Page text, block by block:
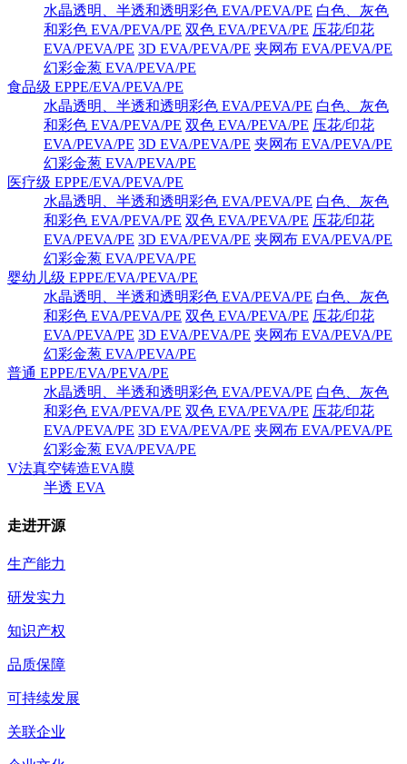
水晶透明、半透和透明彩色 EVA/PEVA/PE 白色、灰色
和彩色 EVA/PEVA/PE 双色 EVA/PEVA/PE 压花/印花
EVA/PEVA/PE 3D EVA/PEVA/PE 夹网布 EVA/PEVA/PE
幻彩金葱 EVA/PEVA/PE
食品级 EPPE/EVA/PEVA/PE
水晶透明、半透和透明彩色 EVA/PEVA/PE 白色、灰色
和彩色 EVA/PEVA/PE 双色 EVA/PEVA/PE 压花/印花
EVA/PEVA/PE 3D EVA/PEVA/PE 夹网布 EVA/PEVA/PE
幻彩金葱 EVA/PEVA/PE
医疗级 EPPE/EVA/PEVA/PE
水晶透明、半透和透明彩色 EVA/PEVA/PE 白色、灰色
和彩色 EVA/PEVA/PE 双色 EVA/PEVA/PE 压花/印花
EVA/PEVA/PE 3D EVA/PEVA/PE 夹网布 EVA/PEVA/PE
幻彩金葱 EVA/PEVA/PE
婴幼儿级 EPPE/EVA/PEVA/PE
水晶透明、半透和透明彩色 EVA/PEVA/PE 白色、灰色
和彩色 EVA/PEVA/PE 双色 EVA/PEVA/PE 压花/印花
EVA/PEVA/PE 3D EVA/PEVA/PE 夹网布 EVA/PEVA/PE
幻彩金葱 EVA/PEVA/PE
普通 EPPE/EVA/PEVA/PE
水晶透明、半透和透明彩色 EVA/PEVA/PE 白色、灰色
和彩色 EVA/PEVA/PE 双色 EVA/PEVA/PE 压花/印花
EVA/PEVA/PE 3D EVA/PEVA/PE 夹网布 EVA/PEVA/PE
幻彩金葱 EVA/PEVA/PE
V法真空铸造EVA膜
半透 EVA
走进开源
生产能力
研发实力
知识产权
品质保障
可持续发展
关联企业